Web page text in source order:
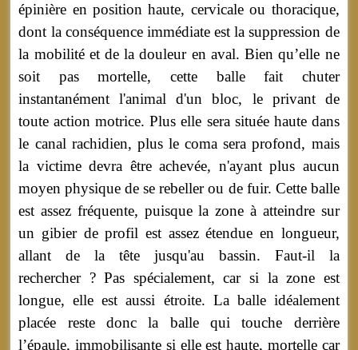
épinière en position haute, cervicale ou thoracique,
dont la conséquence immédiate est la suppression de
la mobilité et de la douleur en aval. Bien qu’elle ne
soit pas mortelle, cette balle fait chuter
instantanément l'animal d'un bloc, le privant de
toute action motrice. Plus elle sera située haute dans
le canal rachidien, plus le coma sera profond, mais
la victime devra être achevée, n'ayant plus aucun
moyen physique de se rebeller ou de fuir. Cette balle
est assez fréquente, puisque la zone à atteindre sur
un gibier de profil est assez étendue en longueur,
allant de la tête jusqu'au bassin. Faut-il la
rechercher ? Pas spécialement, car si la zone est
longue, elle est aussi étroite. La balle idéalement
placée reste donc la balle qui touche derrière
l’épaule, immobilisante si elle est haute, mortelle car